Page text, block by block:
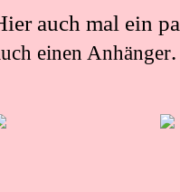
auch mal ein
einen Anhänger.